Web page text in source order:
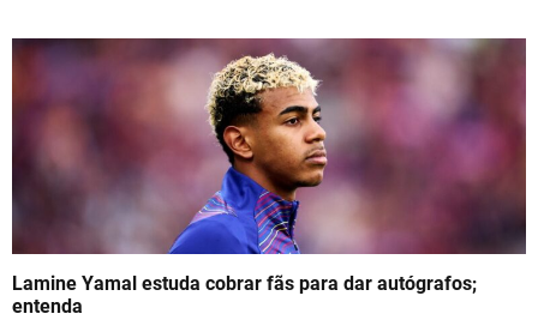
Lamine Yamal estuda cobrar fãs para dar autógrafos;
entenda